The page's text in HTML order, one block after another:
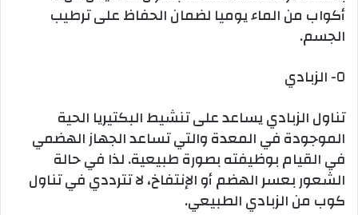
أكواب من الماء يوميا لضمان الحفاظ على ترطيب
الجسم.
٥- الزبادي
تناول الزبادي يساعد على تنشيط البكتيريا الحية
الموجودة في المعدة والتي تساعد الجهاز الهضمي
في القيام بوظيفته بصورة طبيعية. لذا في حالة
الشعور بعسر الهضم أو الإنتفاخ، لا تترددي في تناول
كوب من الزبادي الطبيعي.